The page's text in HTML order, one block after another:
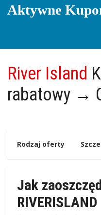
Aktywne
River Island
rabatowy →
Rodzaj oferty
Jak